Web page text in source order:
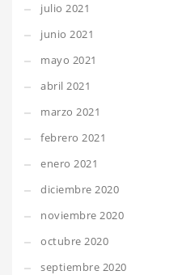
julio 2021
junio 2021
mayo 2021
abril 2021
marzo 2021
febrero 2021
enero 2021
diciembre 2020
noviembre 2020
octubre 2020
septiembre 2020